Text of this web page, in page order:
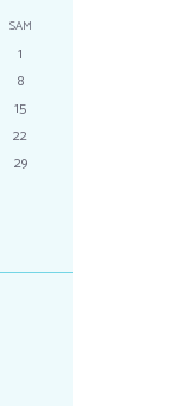
SAM
1
8
15
22
29